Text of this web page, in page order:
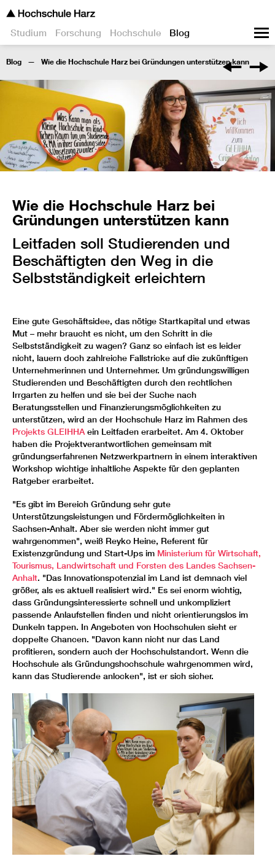
Studium Forschung Hochschule Blog
Blog Wie die Hochschule Harz bei Gründungen unterstützen kann
Wie die Hochschule Harz bei
Gründungen unterstützen kann
Leitfaden soll Studierenden und
Beschäftigten den Weg in die
Selbstständigkeit erleichtern
Eine gute Geschäftsidee, das nötige Startkapital und etwas
Mut – mehr braucht es nicht, um den Schritt in die
Selbstständigkeit zu wagen? Ganz so einfach ist es leider
nicht, lauern doch zahlreiche Fallstricke auf die zukünftigen
Unternehmerinnen und Unternehmer. Um gründungswilligen
Studierenden und Beschäftigten durch den rechtlichen
Irrgarten zu helfen und sie bei der Suche nach
Beratungsstellen und Finanzierungsmöglichkeiten zu
unterstützen, wird an der Hochschule Harz im Rahmen des
Projekts GLEIHHA ein Leitfaden erarbeitet. Am 4. Oktober
haben die Projektverantwortlichen gemeinsam mit
gründungserfahrenen Netzwerkpartnern in einem interaktiven
Workshop wichtige inhaltliche Aspekte für den geplanten
Ratgeber erarbeitet.
"Es gibt im Bereich Gründung sehr gute
Unterstützungsleistungen und Fördermöglichkeiten in
Sachsen-Anhalt. Aber sie werden nicht immer gut
wahrgenommen", weiß Reyko Heine, Referent für
Existenzgründung und Start-Ups im Ministerium für Wirtschaft,
Tourismus, Landwirtschaft und Forsten des Landes Sachsen-
Anhalt. "Das Innovationspotenzial im Land ist demnach viel
größer, als es aktuell realisiert wird." Es sei enorm wichtig,
dass Gründungsinteressierte schnell und unkompliziert
passende Anlaufstellen finden und nicht orientierungslos im
Dunkeln tappen. In Angeboten von Hochschulen sieht er
doppelte Chancen. "Davon kann nicht nur das Land
profitieren, sondern auch der Hochschulstandort. Wenn die
Hochschule als Gründungshochschule wahrgenommen wird,
kann das Studierende anlocken", ist er sich sicher.